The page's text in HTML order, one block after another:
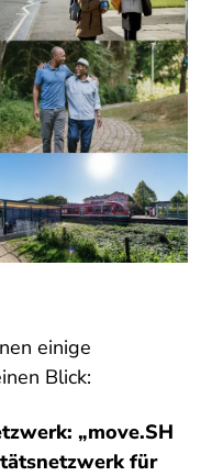
einige
Blick:
„move.SH
für